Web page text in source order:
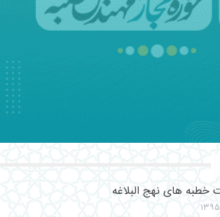
خطبه های نهج البلاغه